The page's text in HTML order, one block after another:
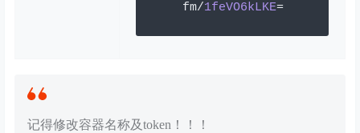
fm/1feVO6kLKE=
记得修改容器名称及token！！！